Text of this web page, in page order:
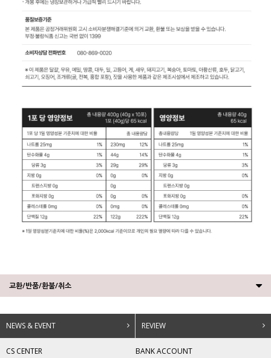
교환/반품/환불/취소
NEWS & EVENT REVIEW
CS CENTER BANK ACCOUNT